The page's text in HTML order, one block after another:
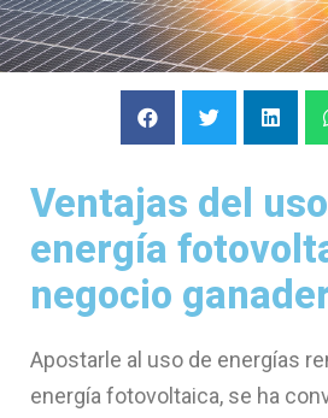
Ventajas del
energía
negocio
Apostarle al uso de energías
energía fotovoltaica, se ha